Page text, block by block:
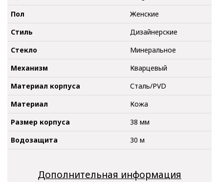
Пол
Женские
Стиль
Дизайнерские
Стекло
Минеральное
Механизм
Кварцевый
Материал корпуса
Сталь/PVD
Материал
Кожа
Размер корпуса
38 мм
Водозащита
30 м
Дополнительная информация